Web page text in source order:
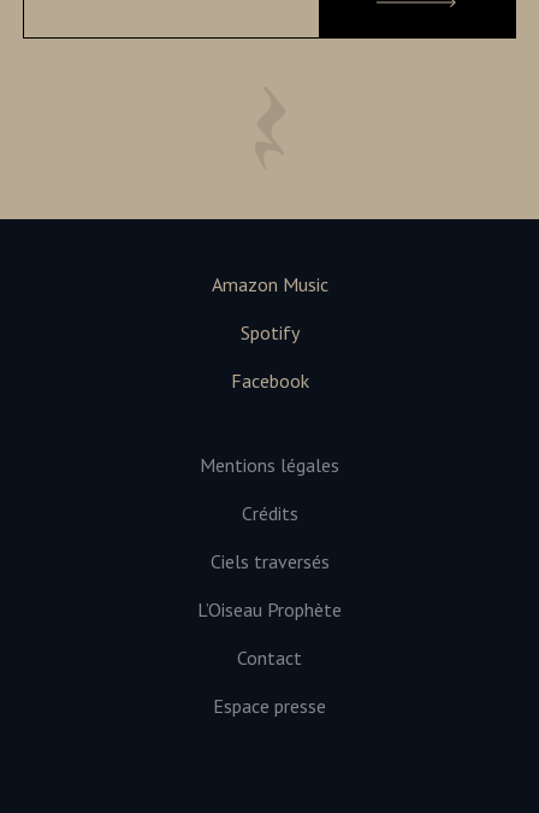
Amazon Music
Spotify
Facebook
Mentions légales
Crédits
Ciels traversés
L’Oiseau Prophète
Contact
Espace presse